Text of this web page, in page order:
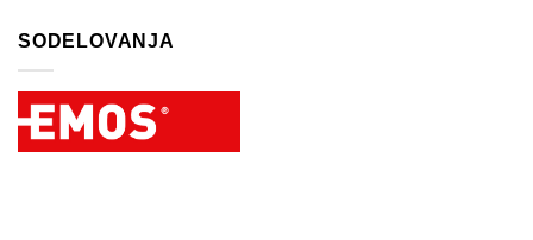
SODELOVANJA